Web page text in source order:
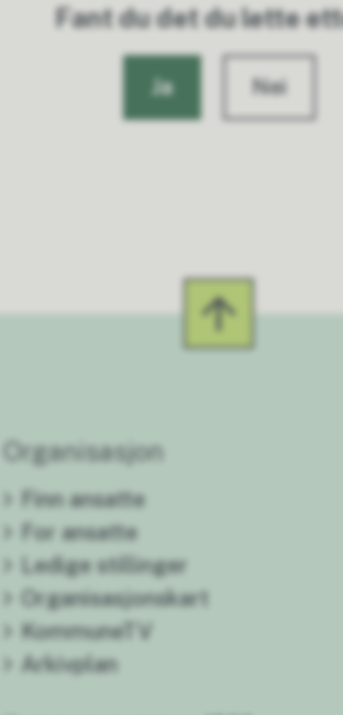
Fant du det du lette
Ja Nei
Organisasjon
Finn ansatte
For ansatte
Ledige stillinger
Organisasjonskart
KommuneTV
Arkivplan